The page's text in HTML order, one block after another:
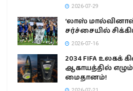
2026-07-29
‘லாஸ்
சர்ச்சையில்
2026-07-16
2034 FIFA
ஆகாயத்தில்
மைதானம்!